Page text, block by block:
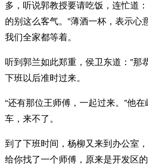
多，听说郭教授要请吃饭，连忙道
的别这么客气。”薄酒一杯，表示心
我们全家都等着。
听到郭兰如此郑重，侯卫东道：”那
下班以后准时过来。
“还有那位王师傅，一起过来。”他
车，来不了。
到了下班时间，杨柳又来到办公室
给你找了一个师傅，原来是开发区